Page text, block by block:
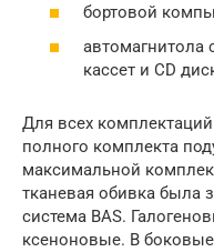
бортовой
автомагнитола
кассет и CD
Для всех
полного комплекта
максимальной
тканевая обивка была
система BAS.
ксеноновые. В